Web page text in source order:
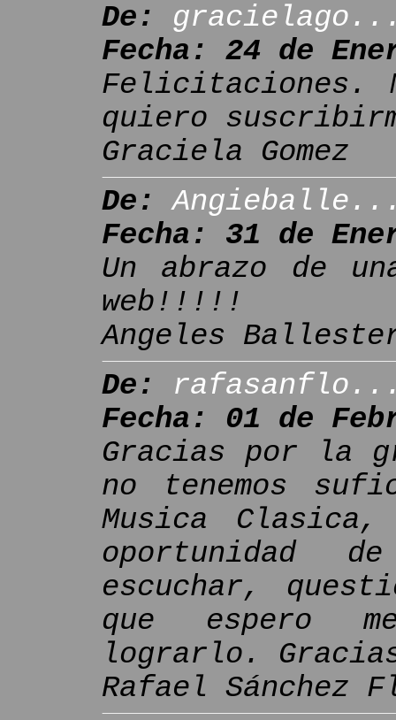
De:
Fecha: 24 de
Felicitaciones.
quiero
Graciela Gomez
De:
Fecha: 31 de
Un abrazo de
web!!!!!
Angeles
De:
Fecha: 01 de
Gracias por la
no tenemos
Musica
oportunidad
escuchar,
que espero
lograrlo.
Rafael Sánchez